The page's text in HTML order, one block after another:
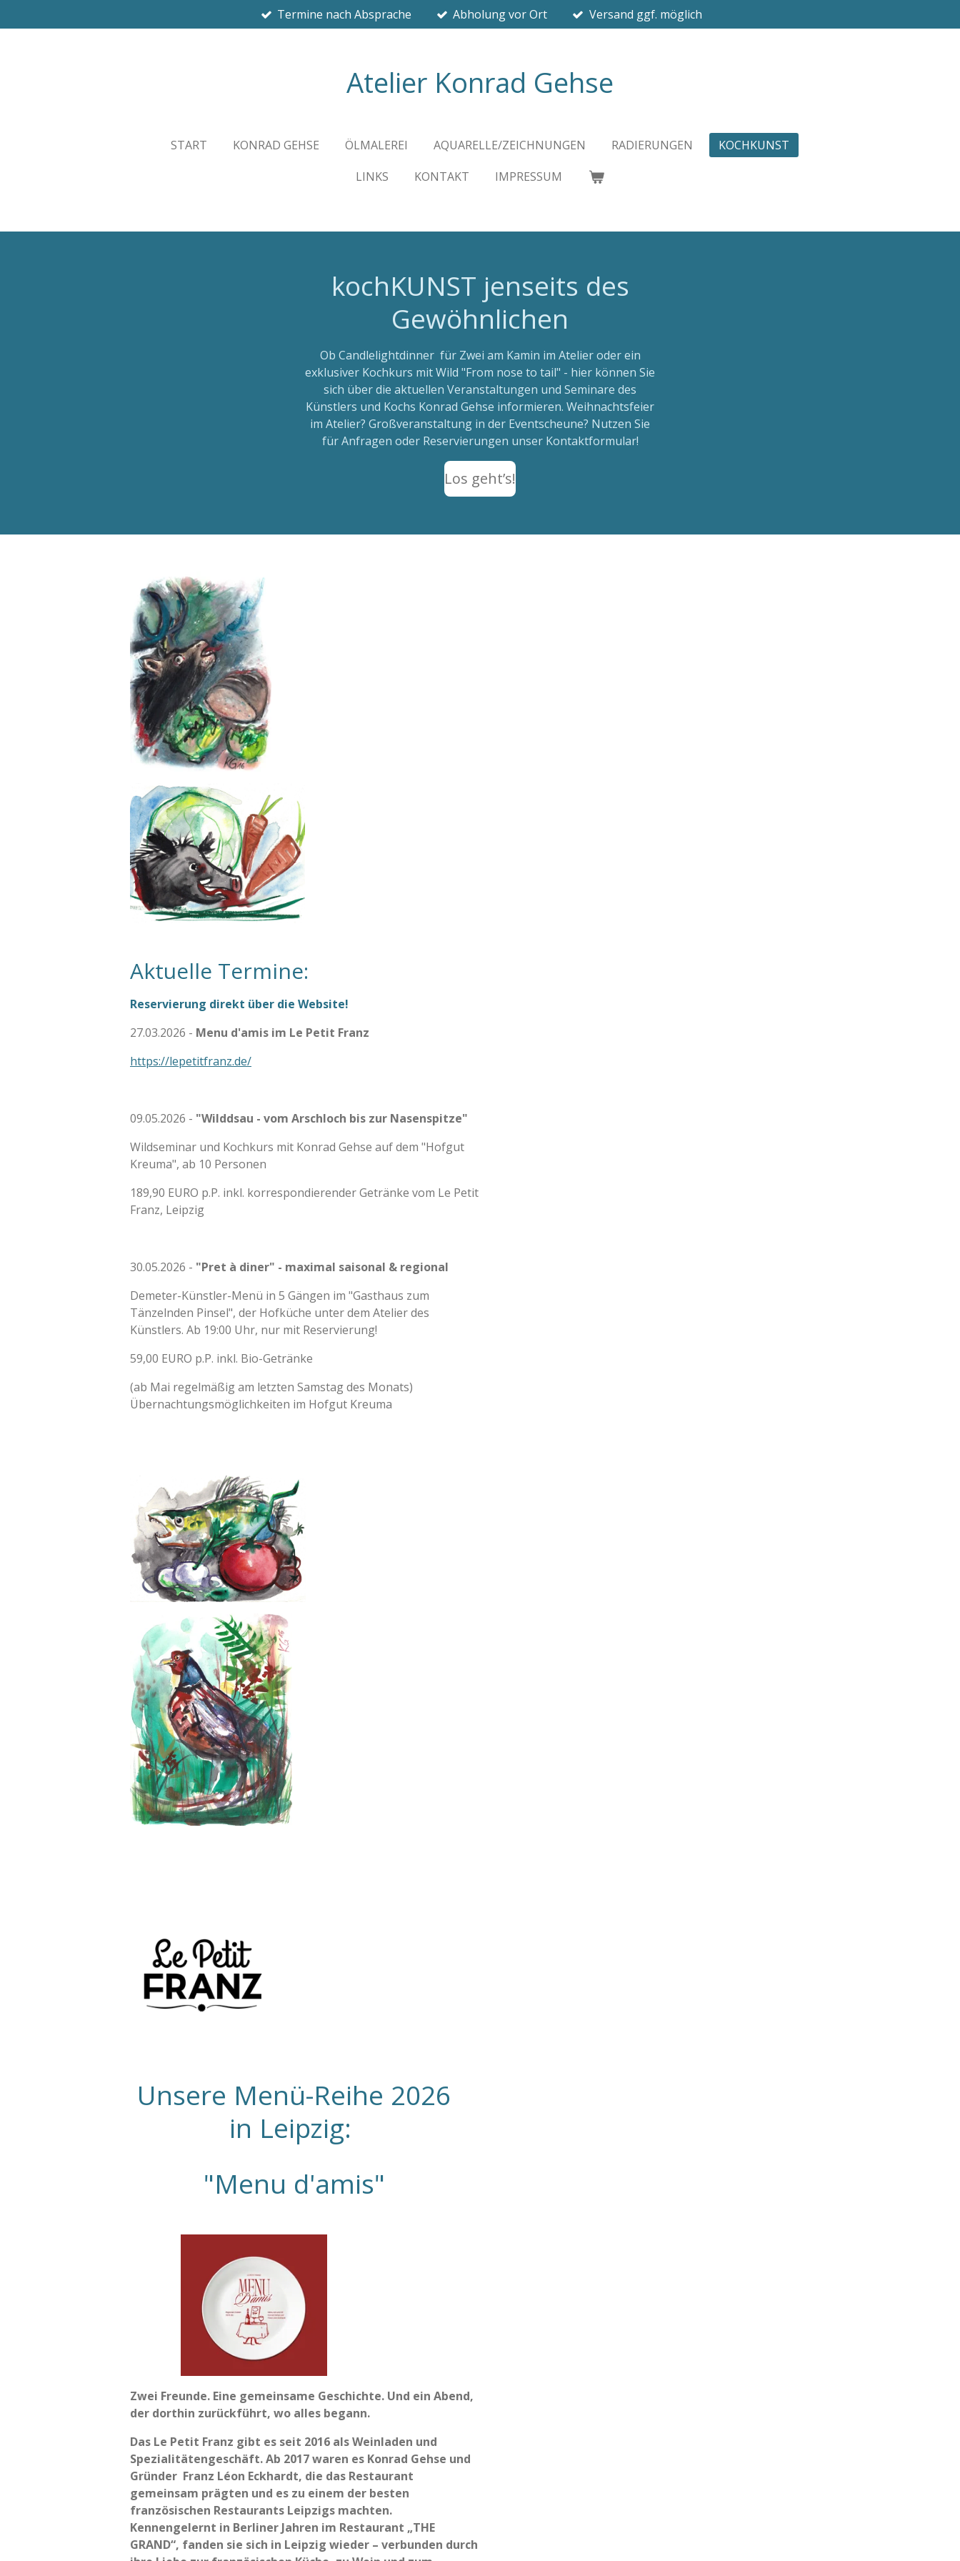
Hauptinhalt
Termine nach Absprache Abholung vor Ort Versand ggf. möglich
Atelier Konrad Gehse
START KONRAD GEHSE ÖLMALEREI AQUARELLE/ZEICHNUNGEN RADIERUNGEN
KOCHKUNST
LINKS
KONTAKT IMPRESSUM
kochKUNST jenseits des
Gewöhnlichen
Ob Candlelightdinner für Zwei am Kamin im Atelier oder ein
exklusiver Kochkurs mit Wild "From nose to tail" - hier können Sie
sich über die aktuellen Veranstaltungen und Seminare des
Künstlers und Kochs Konrad Gehse informieren. Weihnachtsfeier
im Atelier? Großveranstaltung in der Eventscheune? Nutzen Sie
für Anfragen oder Reservierungen unser Kontaktformular!
Los geht’s!
Aktuelle Termine:
Reservierung direkt über die Website!
27.03.2026 - Menu d'amis im Le Petit Franz
https://lepetitfranz.de/
09.05.2026 - "Wilddsau - vom Arschloch bis zur Nasenspitze"
Wildseminar und Kochkurs mit Konrad Gehse auf dem "Hofgut
Kreuma", ab 10 Personen
189,90 EURO p.P. inkl. korrespondierender Getränke vom Le Petit
Franz, Leipzig
30.05.2026 - "Pret à diner" - maximal saisonal & regional
Demeter-Künstler-Menü in 5 Gängen im "Gasthaus zum
Tänzelnden Pinsel", der Hofküche unter dem Atelier des
Künstlers. Ab 19:00 Uhr, nur mit Reservierung!
59,00 EURO p.P. inkl. Bio-Getränke
(ab Mai regelmäßig am letzten Samstag des Monats)
Übernachtungsmöglichkeiten im Hofgut Kreuma
Unsere Menü-Reihe 2026
in Leipzig:
"Menu d'amis"
Zwei Freunde. Eine gemeinsame Geschichte. Und ein Abend,
der dorthin zurückführt, wo alles begann.
Das Le Petit Franz gibt es seit 2016 als Weinladen und
Spezialitätengeschäft. Ab 2017 waren es Konrad Gehse und
Gründer Franz Léon Eckhardt, die das Restaurant
gemeinsam prägten und es zu einem der besten
französischen Restaurants Leipzigs machten.
Kennengelernt in Berliner Jahren im Restaurant „THE
GRAND“, fanden sie sich in Leipzig wieder – verbunden durch